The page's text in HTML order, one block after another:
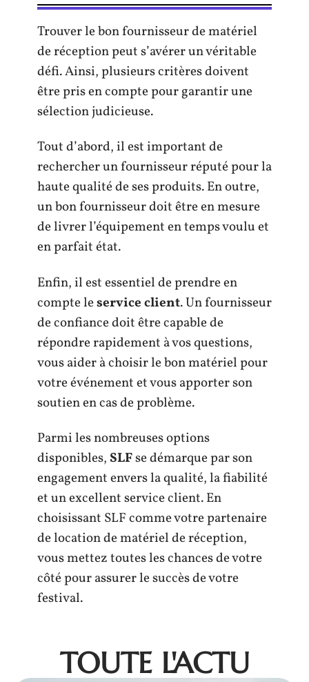
Trouver le bon fournisseur de matériel
de réception peut s’avérer un véritable
défi. Ainsi, plusieurs critères doivent
être pris en compte pour garantir une
sélection judicieuse.
Tout d’abord, il est important de
rechercher un fournisseur réputé pour la
haute qualité de ses produits. En outre,
un bon fournisseur doit être en mesure
de livrer l’équipement en temps voulu et
en parfait état.
Enfin, il est essentiel de prendre en
compte leservice client. Un fournisseur
de confiance doit être capable de
répondre rapidement à vos questions,
vous aider à choisir le bon matériel pour
votre événement et vous apporter son
soutien en cas de problème.
Parmi les nombreuses options
disponibles, SLFse démarque par son
engagement envers la qualité, la fiabilité
et un excellent service client. En
choisissant SLF comme votre partenaire
de location de matériel de réception,
vous mettez toutes les chances de votre
côté pour assurer le succès de votre
festival.
TOUTE L'ACTU